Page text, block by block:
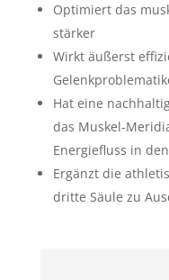
Optimiert das
stärker
Wirkt äußerst
Hat eine
das Muskel-
Energiefluss in
Ergänzt die
dritte Säule zu